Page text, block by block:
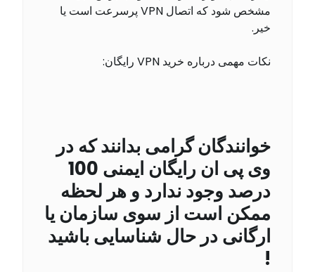
مشخص شود که اتصال VPN پرسرعت است یا
خیر.
نکات مهمی درباره خرید VPN رایگان:
خوانندگان گرامی بدانند که در
وی پی ان رایگان ایمنی 100
درصد وجود ندارد و هر لحظه
ممکن است از سوی سازمان یا
ارگانی در حال شناسایی باشید
!